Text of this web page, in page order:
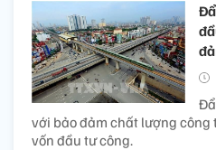
với bảo đảm chất lượng công
vốn đầu tư công.